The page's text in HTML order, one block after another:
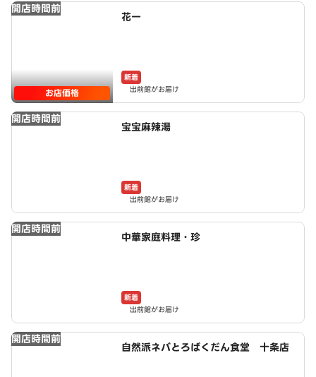
開店時間前
お店価格
花一
新着
出前館がお届け
開店時間前
宝宝麻辣湯
新着
出前館がお届け
開店時間前
中華家庭料理・珍
新着
出前館がお届け
開店時間前
自然派ネバとろばくだん食堂 十条店